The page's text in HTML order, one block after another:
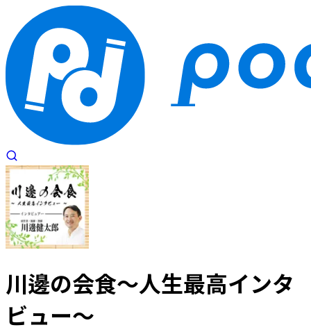
川邊の会食～人生最高インタ
ビュー～